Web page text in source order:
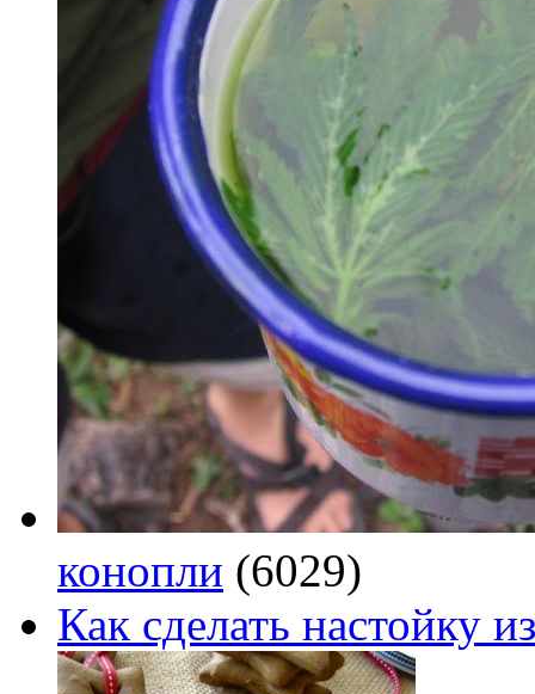
конопли (6029)
Как сделать настойку